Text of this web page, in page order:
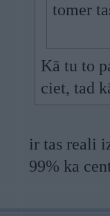
tomer
Kā tu to
ciet, tad
ir tas reali
99% ka